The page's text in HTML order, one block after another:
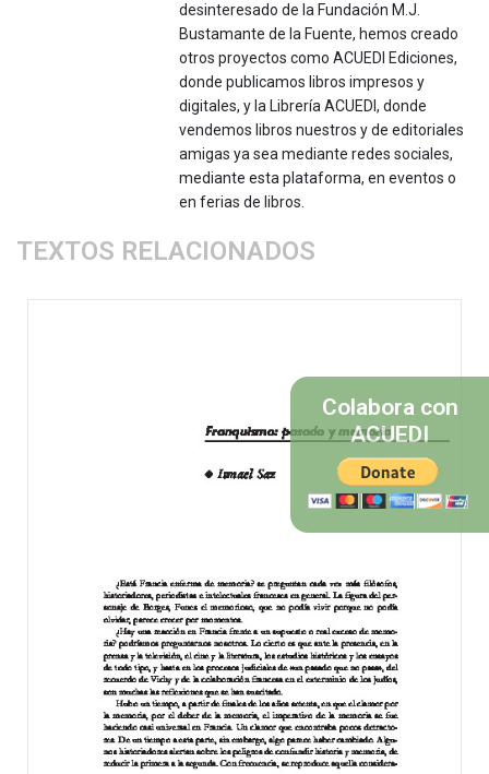
desinteresado de la Fundación M.J.
Bustamante de la Fuente, hemos creado
otros proyectos como ACUEDI Ediciones,
donde publicamos libros impresos y
digitales, y la Librería ACUEDI, donde
vendemos libros nuestros y de editoriales
amigas ya sea mediante redes sociales,
mediante esta plataforma, en eventos o
en ferias de libros.
TEXTOS RELACIONADOS
Colabora con
ACUEDI